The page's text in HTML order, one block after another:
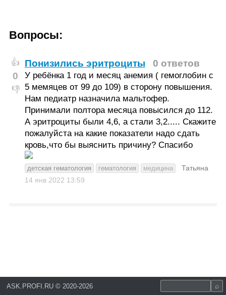
Вопросы:
👍
0
👎
Понизились эритроциты 0 ответов
У ребёнка 1 год и месяц анемия ( гемоглобин с
5 мемяцев от 99 до 109) в сторону повышения.
Нам педиатр назначила мальтофер.
Принимали полтора месяца повысился до 112.
А эритроциты были 4,6, а стали 3,2..... Скажите
пожалуйста на какие показатели надо сдать
кровь,что бы выяснить причину? Спасибо
детская гематология гематология медицина
Татьяна
14 янв 2022 13:59
ASK.PROFI.RU © 2020-2026